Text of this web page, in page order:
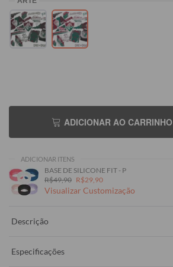
ADICIONAR AO CARRINHO
ADICIONAR ITENS
BASE DE SILICONE FIT - P
R$49,90 R$29,90
Visualizar Customização
Descrição
Especificações